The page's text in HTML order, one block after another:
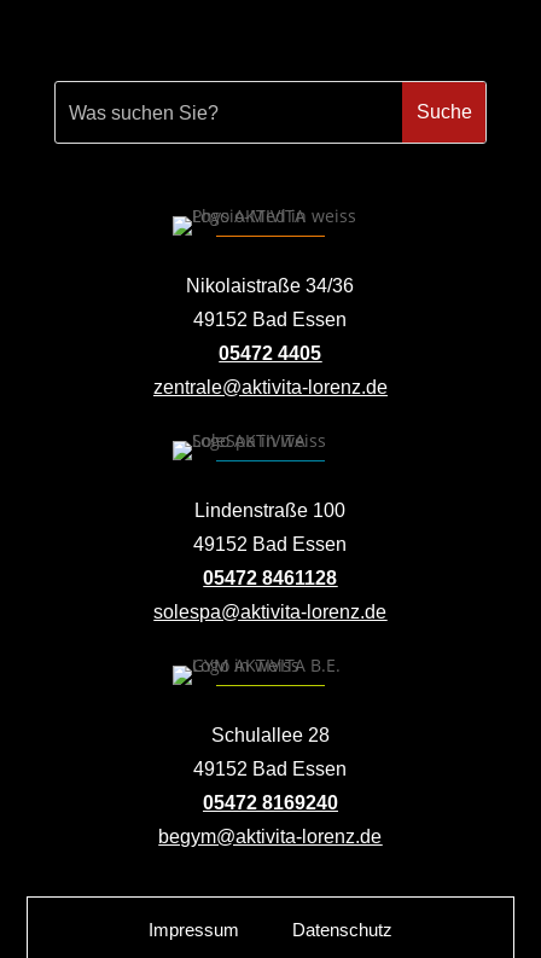
Nikolaistraße 34/36
49152 Bad Essen
05472 4405
zentrale@aktivita-lorenz.de
Lindenstraße 100
49152 Bad Essen
05472 8461128
solespa@aktivita-lorenz.de
Schulallee 28
49152 Bad Essen
05472 8169240
begym@aktivita-lorenz.de
Impressum Datenschutz